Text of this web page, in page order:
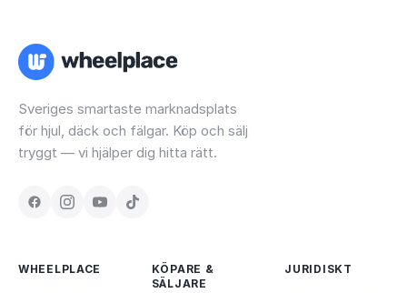
Sveriges smartaste marknadsplats
för hjul, däck och fälgar. Köp och sälj
tryggt — vi hjälper dig hitta rätt.
WHEELPLACE
KÖPARE &
SÄLJARE
JURIDISKT